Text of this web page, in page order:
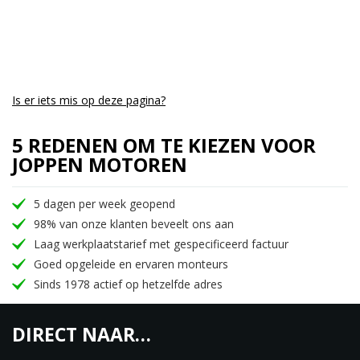
super verfijnde motorfiets.
• 349cc lucht-olie gekoelde eencilinder
• 20,2pk
• 27Nm koppel bij 4000 toeren
• balans as
• 5 versnellingen
• led verlichting
• uitgebreid lcd display
• tripper via google maps platform (App op de
• 3 jaar garantie en 3 jaar Road Side Assistance!
Is er iets mis op deze pagina?
5 REDENEN OM TE KIEZEN VOOR
JOPPEN MOTOREN
5 dagen per week geopend
98% van onze klanten beveelt ons aan
Laag werkplaatstarief met gespecificeerd factuur
Goed opgeleide en ervaren monteurs
Sinds 1978 actief op hetzelfde adres
DIRECT NAAR…